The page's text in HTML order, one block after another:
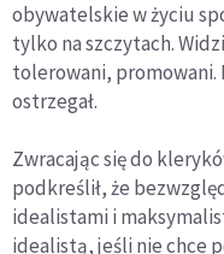
obywatelskie w życiu
tylko na szczytach.
tolerowani, promowani.
ostrzegał.
Zwracając się do
podkreślił, że
idealistami i
idealistą, jeśli nie chce